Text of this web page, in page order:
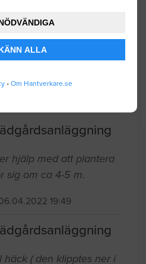
ALLA
• Om Hantverkare.se
hjälp med att plantera
om ca 4-5 m.